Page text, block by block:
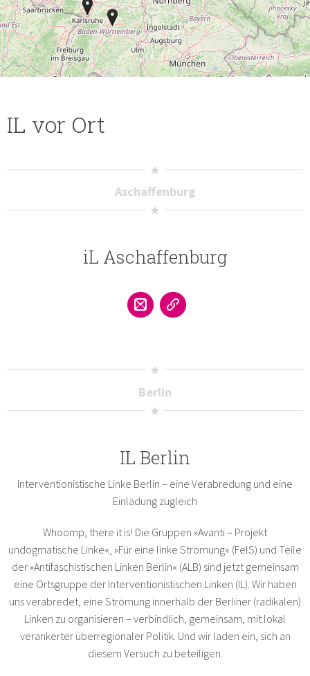
IL vor Ort
Aschaffenburg
iL Aschaffenburg
Berlin
IL Berlin
Interventionistische Linke Berlin – eine Verabredung und eine
Einladung zugleich
Whoomp, there it is! Die Gruppen »Avanti – Projekt
undogmatische Linke«, »Für eine linke Strömung« (FelS) und Teile
der »Antifaschistischen Linken Berlin« (ALB) sind jetzt gemeinsam
eine Ortsgruppe der Interventionistischen Linken (IL). Wir haben
uns verabredet, eine Strömung innerhalb der Berliner (radikalen)
Linken zu organisieren – verbindlich, gemeinsam, mit lokal
verankerter überregionaler Politik. Und wir laden ein, sich an
diesem Versuch zu beteiligen.